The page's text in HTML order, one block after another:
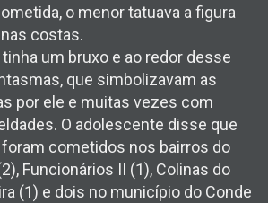
o menor tatuava a figura
costas.
um bruxo e ao redor desse
que simbolizavam as
por ele e muitas vezes com
O adolescente disse que
cometidos nos bairros do
Funcionários II (1), Colinas do
(1) e dois no município do Conde